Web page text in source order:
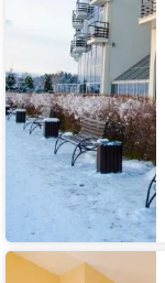
Загородный